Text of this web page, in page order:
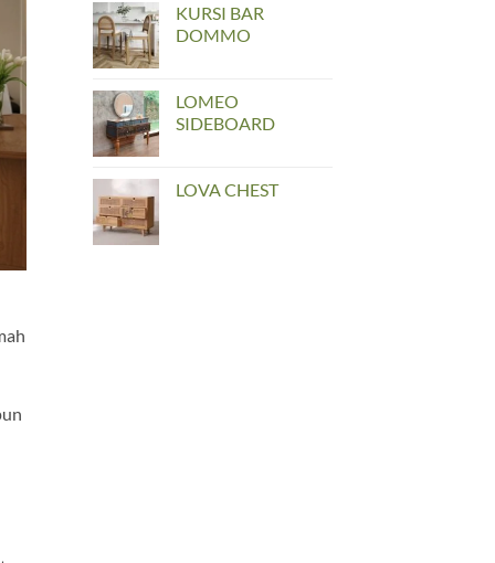
KURSI BAR
DOMMO
LOMEO
SIDEBOARD
LOVA CHEST